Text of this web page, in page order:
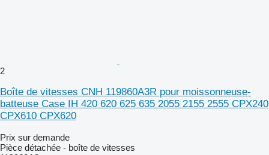
2
Boîte de vitesses CNH 119860A3R pour moissonneuse-
batteuse Case IH 420 620 625 635 2055 2155 2555 CPX240
CPX610 CPX620
Prix sur demande
Pièce détachée - boîte de vitesses